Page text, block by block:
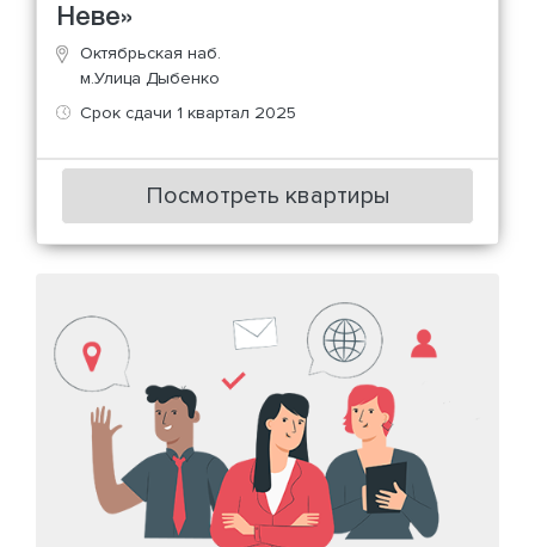
Неве»
Октябрьская наб.
м.Улица Дыбенко
Срок сдачи 1 квартал 2025
Посмотреть квартиры